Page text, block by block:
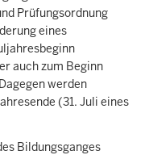
Prüfungsordnung
eines
auch zum Beginn
werden
(31. Juli eines
Bildungsganges